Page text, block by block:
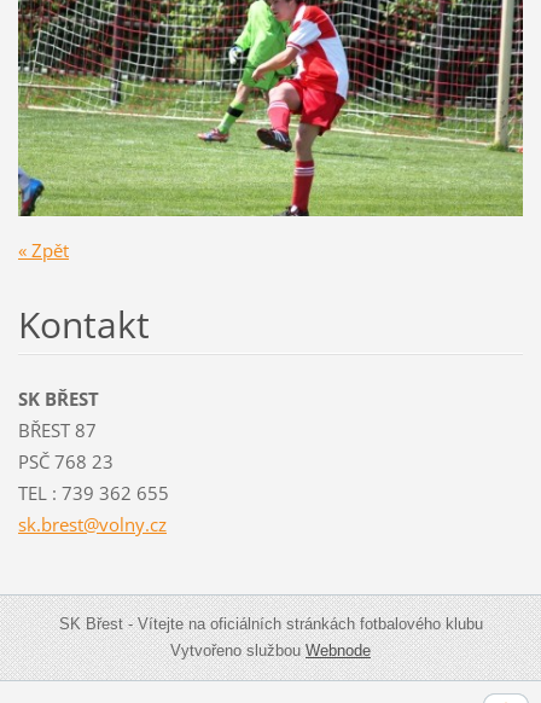
« Zpět
Kontakt
SK BŘEST
BŘEST 87
PSČ 768 23
TEL : 739 362 655
sk.brest@volny.cz
SK Břest - Vítejte na oficiálních stránkách fotbalového klubu
Vytvořeno službouWebnode